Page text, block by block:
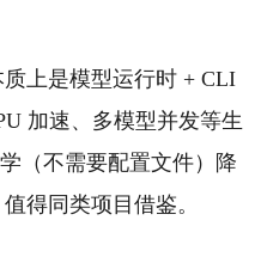
上是模型运行时 + CLI
加速、多模型并发等生
（不需要配置文件）降
得同类项目借鉴。